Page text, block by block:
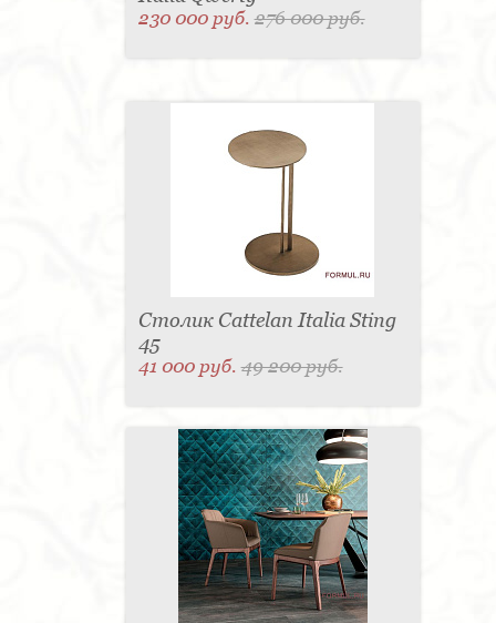
230 000 руб.276 000 руб.
Столик Cattelan Italia Sting
45
41 000 руб.49 200 руб.